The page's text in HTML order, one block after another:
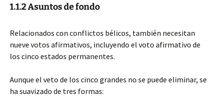
1.1.2 Asuntos de fondo
Relacionados con conflictos bélicos, también necesitan
nueve votos afirmativos, incluyendo el voto afirmativo de
los cinco estados permanentes.
Aunque el veto de los cinco grandes no se puede eliminar, se
ha suavizado de tres formas: